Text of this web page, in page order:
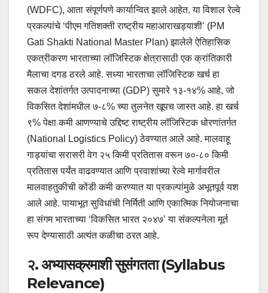
(WDFC), आता संपूर्णपणे कार्यान्वित झाले आहेत. या विशाल रेल्वे
प्रकल्पांचे ‘पीएम गतिशक्ती राष्ट्रीय महाआराखड्याशी’ (PM
Gati Shakti National Master Plan) झालेले ऐतिहासिक
एकत्रीकरण भारताच्या लॉजिस्टिक क्षेत्रासाठी एक क्रांतिकारी
मैलाचा दगड ठरले आहे. सध्या भारताचा लॉजिस्टिक खर्च हा
सकल देशांतर्गत उत्पादनाच्या (GDP) सुमारे १३-१४% आहे, जो
विकसित देशांमधील ७-८% च्या तुलनेत खूपच जास्त आहे. हा खर्च
९% पेक्षा कमी आणण्याचे उद्दिष्ट राष्ट्रीय लॉजिस्टिक धोरणांतर्गत
(National Logistics Policy) ठेवण्यात आले आहे. मालवाहू
गाड्यांचा सरासरी वेग २५ किमी प्रतितास वरून ७०-८० किमी
प्रतितास पर्यंत वाढवण्यात आणि प्रवाशांच्या रेल्वे मार्गावरील
मालवाहतुकीची कोंडी कमी करण्यात या प्रकल्पांमुळे अभूतपूर्व यश
आले आहे. पायाभूत सुविधांची निर्मिती आणि एकात्मिक नियोजनाचा
हा संगम भारताच्या ‘विकसित भारत २०४७’ या संकल्पनेला मूर्त
रूप देण्यासाठी अत्यंत कळीचा ठरत आहे.
२. अभ्यासक्रमाशी सुसंगतता (Syllabus
Relevance)